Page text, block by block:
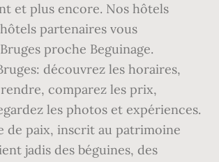
et plus encore. Nos hôtels
partenaires vous
proche Beguinage.
découvrez les horaires,
comparez les prix,
les photos et expériences.
de paix, inscrit au patrimoine
jadis des béguines, des